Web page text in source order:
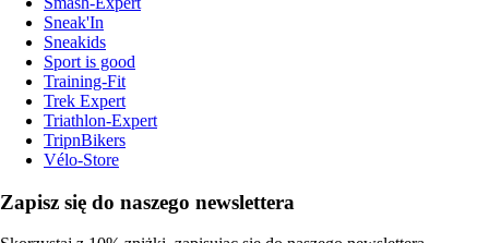
Sneak'In
Sneakids
Sport is good
Training-Fit
Trek Expert
Triathlon-Expert
TripnBikers
Vélo-Store
Zapisz się do naszego newslettera